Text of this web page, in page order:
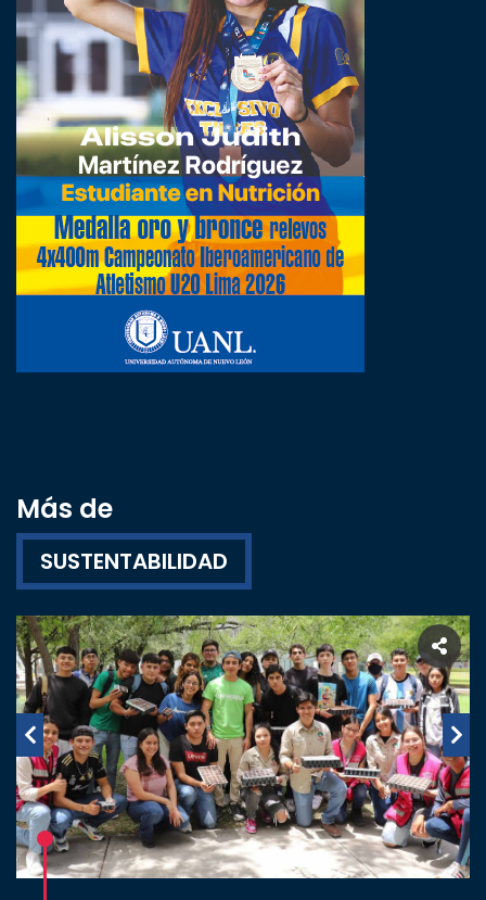
Más de
SUSTENTABILIDAD